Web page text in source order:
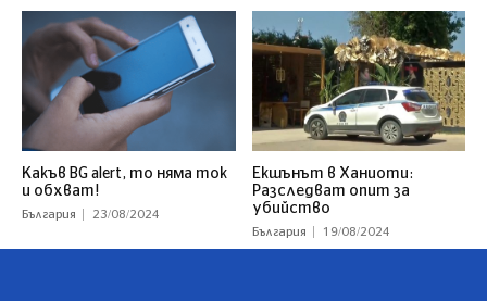
Какъв BG alert, то няма ток
и обхват!
България 23/08/2024
Екшънът в Ханиоти:
Разследват опит за
убийство
България 19/08/2024